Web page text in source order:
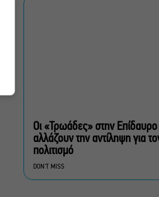
Καρέζη
Αττική, Στερεά
Οι «Τρωάδες» στην Επίδαυρο
αλλάζουν την αντίληψη για
πολιτισμό
DON'T MISS